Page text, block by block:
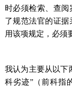
时必须检索、查
了规范法官的证
用该项规定，必须
我认为主要从以下
科劣迹”（前科指